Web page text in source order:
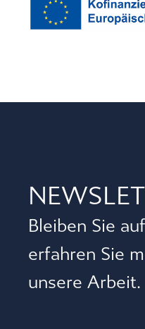
Bleiben Sie
erfahren Sie
unsere Arbeit.